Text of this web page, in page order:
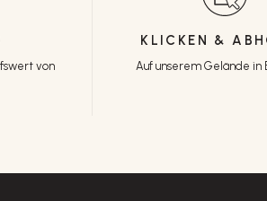
von
KLICKEN &
Auf unserem Gelände in